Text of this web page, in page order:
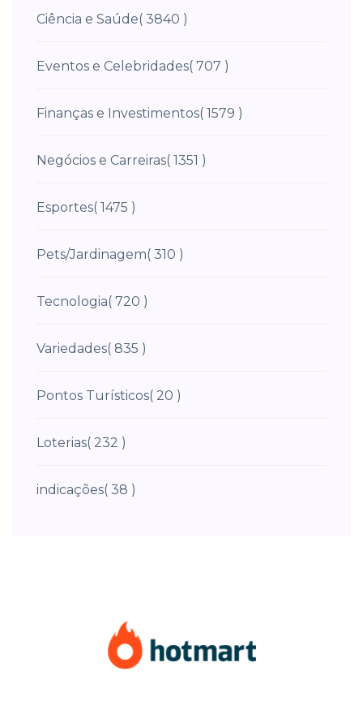
Ciência e Saúde( 3840 )
Eventos e Celebridades( 707 )
Finanças e Investimentos( 1579 )
Negócios e Carreiras( 1351 )
Esportes( 1475 )
Pets/Jardinagem( 310 )
Tecnologia( 720 )
Variedades( 835 )
Pontos Turísticos( 20 )
Loterias( 232 )
indicações( 38 )